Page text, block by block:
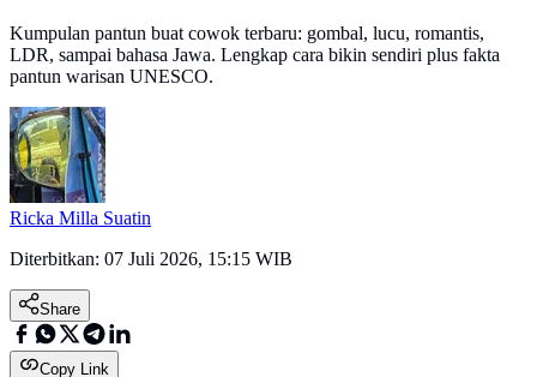
Kumpulan pantun buat cowok terbaru: gombal, lucu, romantis,
LDR, sampai bahasa Jawa. Lengkap cara bikin sendiri plus fakta
pantun warisan UNESCO.
Ricka Milla Suatin
Diterbitkan: 07 Juli 2026, 15:15 WIB
Share
Copy Link